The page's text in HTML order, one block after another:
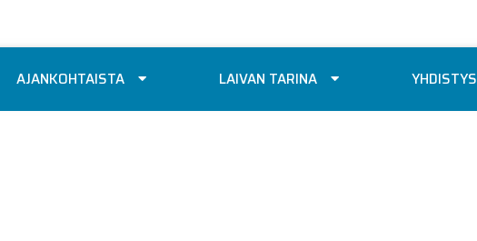
AJANKOHTAISTA LAIVAN TARINA YHDISTYS